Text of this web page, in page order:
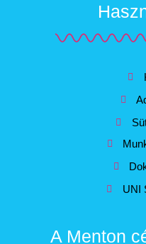
A Menton
UNI